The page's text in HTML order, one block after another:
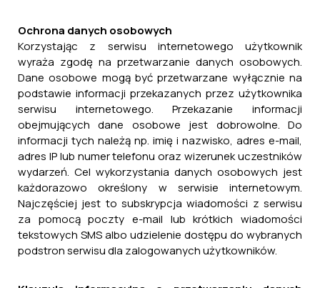
Ochrona danych osobowych
Korzystając z serwisu internetowego użytkownik
wyraża zgodę na przetwarzanie danych osobowych.
Dane osobowe mogą być przetwarzane wyłącznie na
podstawie informacji przekazanych przez użytkownika
serwisu internetowego. Przekazanie informacji
obejmujących dane osobowe jest dobrowolne. Do
informacji tych należą np. imię i nazwisko, adres e-mail,
adres IP lub numer telefonu oraz wizerunek uczestników
wydarzeń. Cel wykorzystania danych osobowych jest
każdorazowo określony w serwisie internetowym.
Najczęściej jest to subskrypcja wiadomości z serwisu
za pomocą poczty e-mail lub krótkich wiadomości
tekstowych SMS albo udzielenie dostępu do wybranych
podstron serwisu dla zalogowanych użytkowników.